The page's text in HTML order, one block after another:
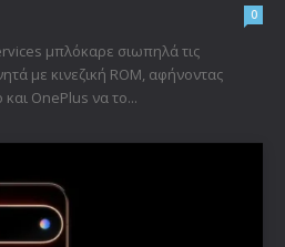
0
μπλόκαρε σιωπηλά τις
με κινεζική ROM, αφήνοντας
OnePlus να το...